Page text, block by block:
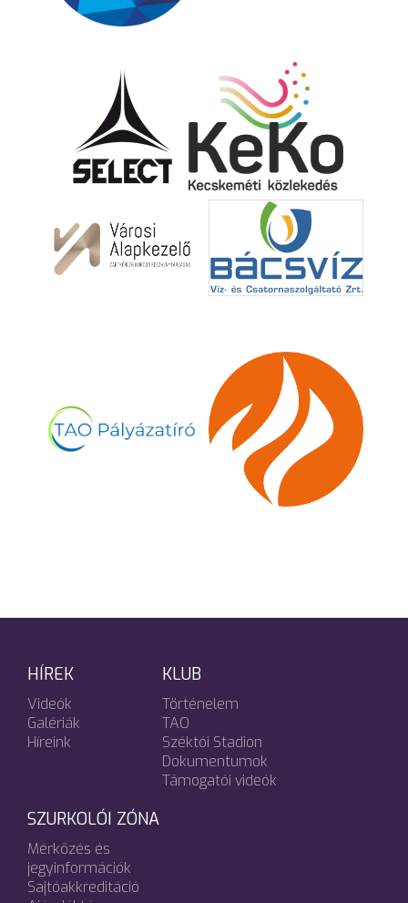
HÍREK
Videók
Galériák
Híreink
KLUB
Történelem
TAO
Széktói Stadion
Dokumentumok
Támogatói videók
SZURKOLÓI ZÓNA
Mérkőzés és
jegyinformációk
Sajtóakkreditáció